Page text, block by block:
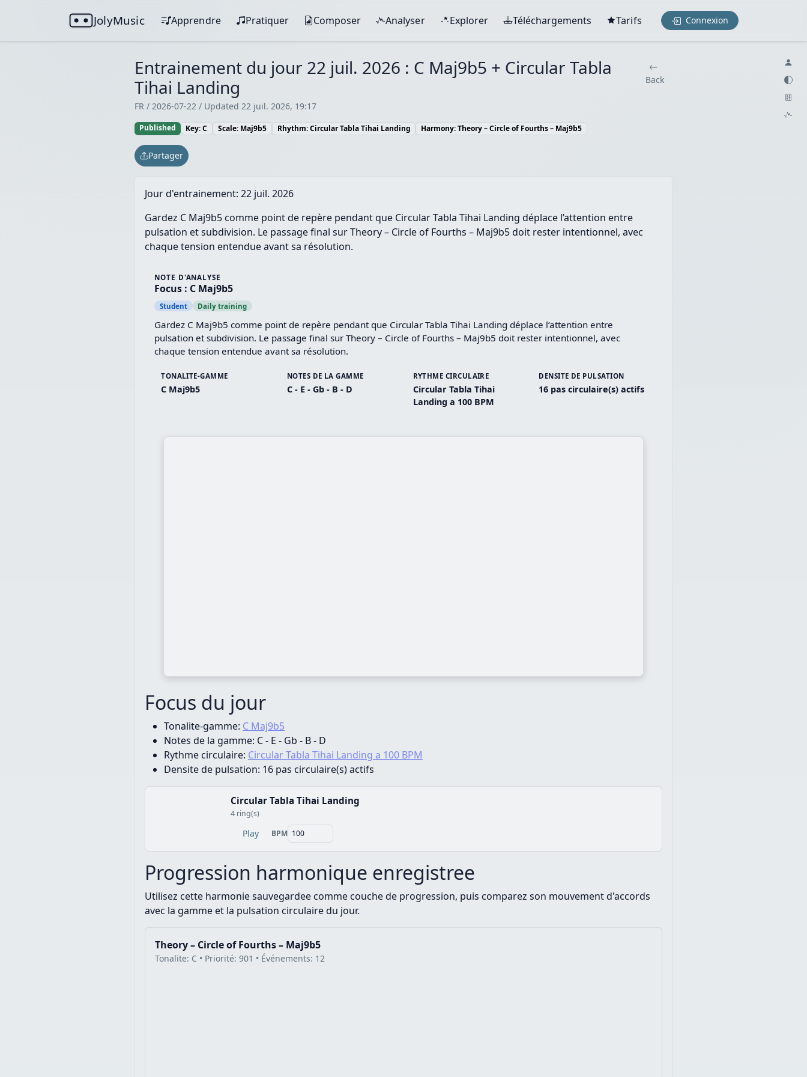
JolyMusic Apprendre Pratiquer Composer Analyser Explorer Téléchargements Tarifs Connexion
Entrainement du jour 22 juil. 2026 : C Maj9b5 + Circular Tabla
Tihai Landing
FR / 2026-07-22 / Updated 22 juil. 2026, 19:17
Back
Published Key: C Scale: Maj9b5 Rhythm: Circular Tabla Tihai Landing Harmony: Theory – Circle of Fourths – Maj9b5
Partager
Jour d'entrainement: 22 juil. 2026
Gardez C Maj9b5 comme point de repère pendant que Circular Tabla Tihai Landing déplace l’attention entre
pulsation et subdivision. Le passage final sur Theory – Circle of Fourths – Maj9b5 doit rester intentionnel, avec
chaque tension entendue avant sa résolution.
NOTE D'ANALYSE
Focus : C Maj9b5
Student Daily training
Gardez C Maj9b5 comme point de repère pendant que Circular Tabla Tihai Landing déplace l’attention entre
pulsation et subdivision. Le passage final sur Theory – Circle of Fourths – Maj9b5 doit rester intentionnel, avec
chaque tension entendue avant sa résolution.
TONALITE-GAMME
C Maj9b5
NOTES DE LA GAMME
C - E - Gb - B - D
RYTHME CIRCULAIRE
Circular Tabla Tihai
Landing a 100 BPM
DENSITE DE PULSATION
16 pas circulaire(s) actifs
Focus du jour
Tonalite-gamme: C Maj9b5
Notes de la gamme: C - E - Gb - B - D
Rythme circulaire: Circular Tabla Tihai Landing a 100 BPM
Densite de pulsation: 16 pas circulaire(s) actifs
Circular Tabla Tihai Landing
4 ring(s)
Play BPM
Progression harmonique enregistree
Utilisez cette harmonie sauvegardee comme couche de progression, puis comparez son mouvement d'accords
avec la gamme et la pulsation circulaire du jour.
Theory – Circle of Fourths – Maj9b5
Tonalite: C • Priorité: 901 • Événements: 12